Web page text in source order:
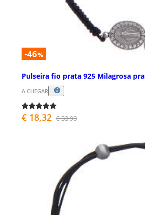
-46%
Pulseira fio prata 925 Milagrosa
A CHEGAR
€ 18,32 € 33,90